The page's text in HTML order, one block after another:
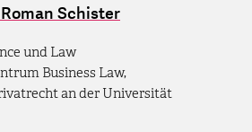
Roman Schister
und Law
Business Law,
an der Universität